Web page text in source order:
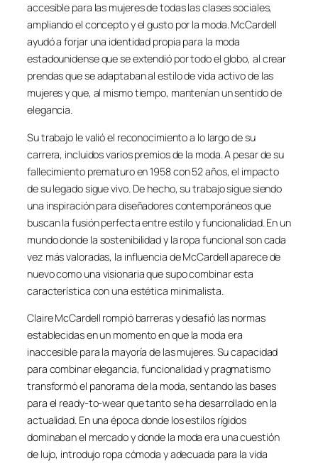
accesible para las mujeres de todas las clases sociales,
ampliando el concepto y el gusto por la moda. McCardell
ayudó a forjar una identidad propia para la moda
estadounidense que se extendió por todo el globo, al crear
prendas que se adaptaban al estilo de vida activo de las
mujeres y que, al mismo tiempo, mantenían un sentido de
elegancia.
Su trabajo le valió el reconocimiento a lo largo de su
carrera, incluidos varios premios de la moda. A pesar de su
fallecimiento prematuro en 1958 con 52 años, el impacto
de su legado sigue vivo. De hecho, su trabajo sigue siendo
una inspiración para diseñadores contemporáneos que
buscan la fusión perfecta entre estilo y funcionalidad. En un
mundo donde la sostenibilidad y la ropa funcional son cada
vez más valoradas, la influencia de McCardell aparece de
nuevo como una visionaria que supo combinar esta
característica con una estética minimalista.
Claire McCardell rompió barreras y desafió las normas
establecidas en un momento en que la moda era
inaccesible para la mayoría de las mujeres. Su capacidad
para combinar elegancia, funcionalidad y pragmatismo
transformó el panorama de la moda, sentando las bases
para el ready-to-wear que tanto se ha desarrollado en la
actualidad. En una época donde los estilos rígidos
dominaban el mercado y donde la moda era una cuestión
de lujo, introdujo ropa cómoda y adecuada para la vida